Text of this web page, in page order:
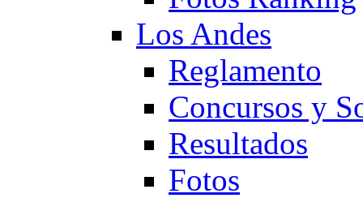
Los Andes
Reglamento
Concursos y
Resultados
Fotos